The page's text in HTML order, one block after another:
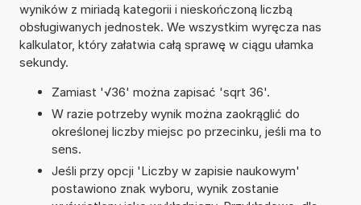
wyników z miriadą kategorii i nieskończoną liczbą
obsługiwanych jednostek. We wszystkim wyręcza nas
kalkulator, który załatwia całą sprawę w ciągu ułamka
sekundy.
Zamiast '√36' można zapisać 'sqrt 36'.
W razie potrzeby wynik można zaokrąglić do
określonej liczby miejsc po przecinku, jeśli ma to
sens.
Jeśli przy opcji 'Liczby w zapisie naukowym'
postawiono znak wyboru, wynik zostanie